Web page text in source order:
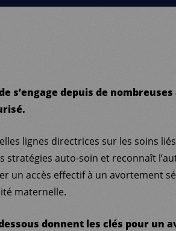
s’engage depuis de nombreuses
lignes directrices sur les soins
stratégies auto-soin et reconnaît
un accès effectif à un avortement
maternelle.
donnent les clés pour un